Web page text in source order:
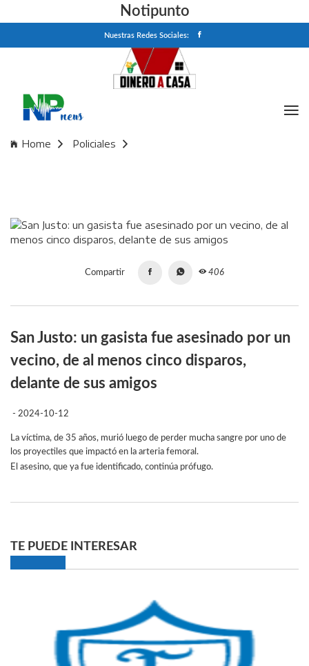
Notipunto
Nuestras Redes Sociales:
Home
Policiales
Compartir 406
San Justo: un gasista fue asesinado por un
vecino, de al menos cinco disparos,
delante de sus amigos
- 2024-10-12
La víctima, de 35 años, murió luego de perder mucha sangre por uno de
los proyectiles que impactó en la arteria femoral.
El asesino, que ya fue identificado, continúa prófugo.
TE PUEDE INTERESAR